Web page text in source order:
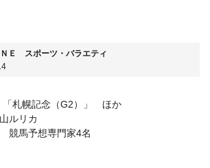
Ｅ スポーツ・バラエティ
「札幌記念（G2）」 ほか
ルリカ
競馬予想専門家4名